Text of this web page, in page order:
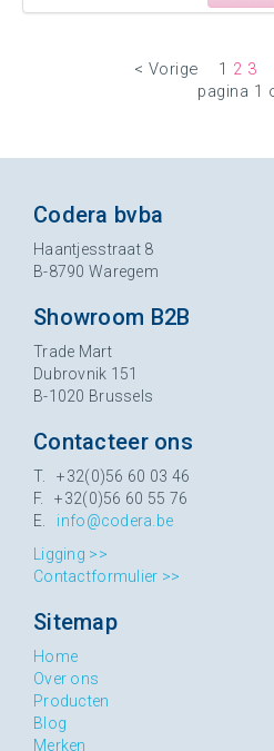
< Vorige 1 2 3
pagina 1
Codera bvba
Haantjesstraat 8
B-8790 Waregem
Showroom B2B
Trade Mart
Dubrovnik 151
B-1020 Brussels
Contacteer ons
T. +32(0)56 60 03 46
F. +32(0)56 60 55 76
E. info@codera.be
Ligging >>
Contactformulier >>
Sitemap
Home
Over ons
Producten
Blog
Merken